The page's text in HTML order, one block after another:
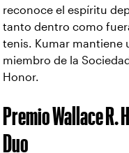
reconoce el espíritu
tanto dentro como
tenis. Kumar mantiene
miembro de la
Honor.
Premio Wallace R.
Duo